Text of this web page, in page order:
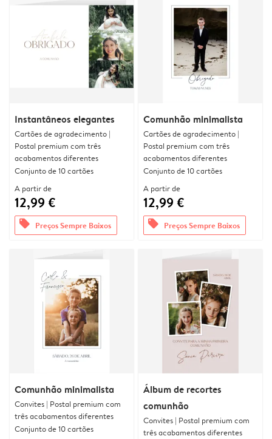
Instantâneos elegantes
Cartões de agradecimento |
Postal premium com três
acabamentos diferentes
Conjunto de 10 cartões
A partir de
12,99 €
offers Preços Sempre Baixos
Comunhão minimalista
Cartões de agradecimento |
Postal premium com três
acabamentos diferentes
Conjunto de 10 cartões
A partir de
12,99 €
offers Preços Sempre Baixos
Comunhão minimalista
Convites | Postal premium com
três acabamentos diferentes
Conjunto de 10 cartões
Álbum de recortes
comunhão
Convites | Postal premium com
três acabamentos diferentes